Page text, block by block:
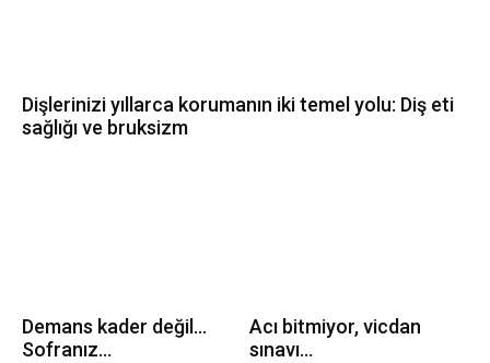
Dişlerinizi yıllarca korumanın iki temel yolu: Diş eti
sağlığı ve bruksizm
Demans kader değil…
Sofranız...
Acı bitmiyor, vicdan
sınavı...